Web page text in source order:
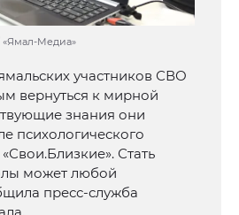
«Ямал-Медиа»
участников СВО
вернуться к мирной
знания они
психологического
Стать
может любой
пресс-служба